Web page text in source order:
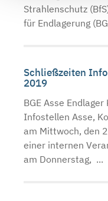
Strahlenschutz
für Endlagerung
Schließzeiten
2019
BGE Asse
Infostellen Asse,
am Mittwoch, den
einer internen
am Donnerstag, ...